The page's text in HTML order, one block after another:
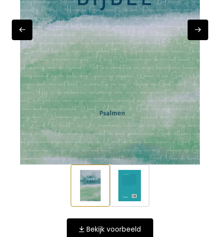
Bekijk voorbeeld